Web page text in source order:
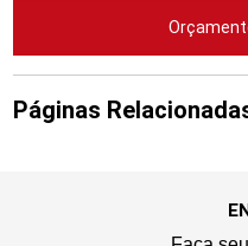
Páginas